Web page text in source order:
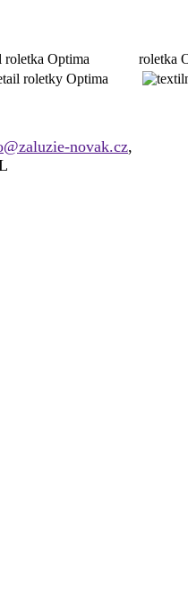
roletka Optima roletka
novak.cz,